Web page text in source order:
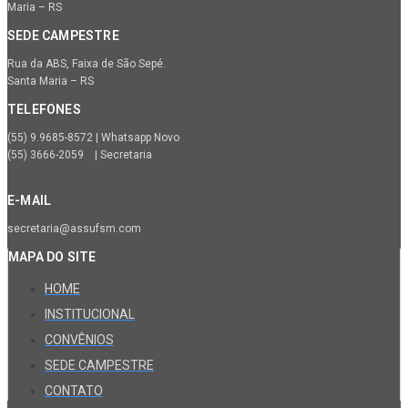
Maria – RS
SEDE CAMPESTRE
Rua da ABS, Faixa de São Sepé.
Santa Maria – RS
TELEFONES
(55) 9.9685-8572 | Whatsapp Novo
(55) 3666-2059 | Secretaria
E-MAIL
secretaria@assufsm.com
MAPA DO SITE
HOME
INSTITUCIONAL
CONVÊNIOS
SEDE CAMPESTRE
CONTATO